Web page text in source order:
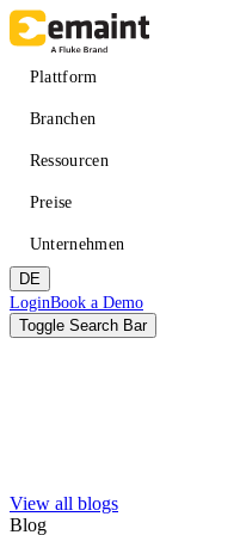
Direkt
zum
Main
navigation
Plattform
VERBESSERN SIE DIE
Branchen
Ressourcen
LERNEN
Preise
Unternehmen
Über eMaint + Fluke
DE
Header
CTA
LoginBook a Demo
Toggle Search Bar
View all blogs
Blog